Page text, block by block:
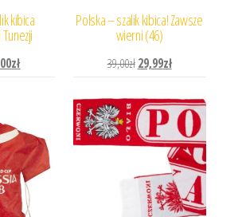
kibica
cena wynosiła: 35,00zł.
złAktualna cena wynosi: 30,00zł.
Polska – szalik kibica! Zawsze
wierni (46)
39,00zł Pierwotna cena wynosiła:
29,99złAktualna cena